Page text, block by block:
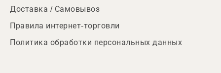
Доставка / Самовывоз
Правила интернет-торговли
Политика обработки персональных данных